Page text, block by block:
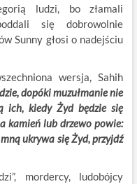
ludzi, bo złamali
się dobrowolnie
Sunny głosi o nadejściu
wersja, Sahih
dopóki muzułmanie nie
ich, kiedy Żyd będzie się
kamień lub drzewo powie:
ukrywa się Żyd, przyjdź
mordercy, ludobójcy